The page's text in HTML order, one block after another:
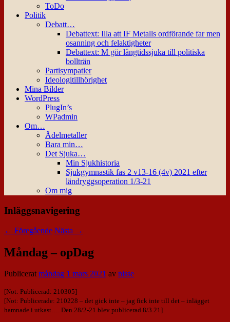
ToDo
Politik
Debatt…
Debattext: Illa att IF Metalls ordförande far men
osanning och felaktigheter
Debattext: M gör långtidssjuka till politiska
bollträn
Partisympatier
Ideologitillhörighet
Mina Bilder
WordPress
PlugIn’s
WPadmin
Om…
Ädelmetaller
Bara min…
Det Sjuka…
Min Sjukhistoria
Sjukgymnastik fas 2 v13-16 (4v) 2021 efter
ländryggsoperation 1/3-21
Om mig
Inläggsnavigering
← Föregående Nästa →
Måndag – opDag
Publiceratmåndag 1 mars 2021 av nisse
[Not: Publicerad: 210305]
[Not: Publicerade: 210228 – det gick inte – jag fick inte till det – inlägget
hamnade i utkast…. Den 28/2-21 blev publicerad 8/3.21]